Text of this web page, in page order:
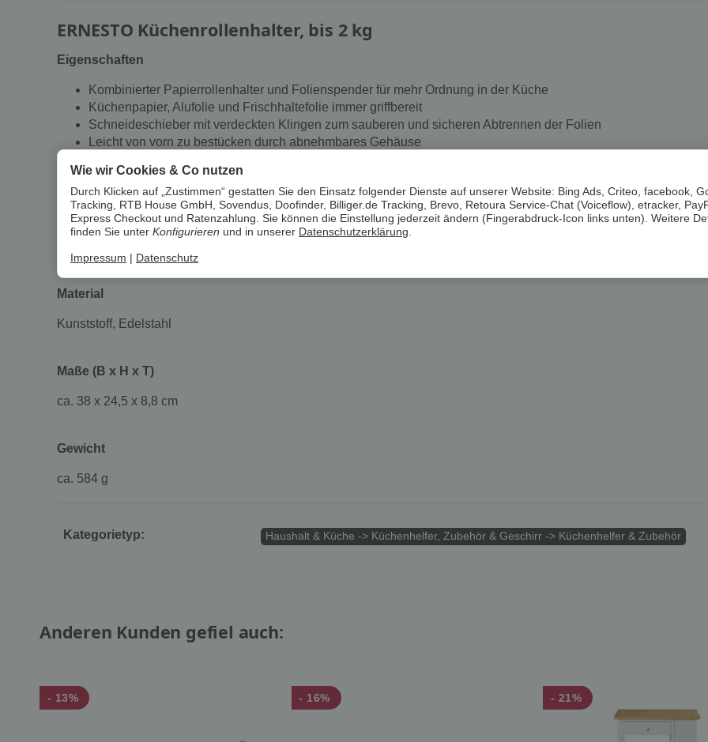
ERNESTO Küchenrollenhalter, bis 2 kg
Eigenschaften
Kombinierter Papierrollenhalter und Folienspender für mehr Ordnung in der Küche
Küchenpapier, Alufolie und Frischhaltefolie immer griffbereit
Schneideschieber mit verdeckten Klingen zum sauberen und sicheren Abtrennen der Folien
Leicht von vorn zu bestücken durch abnehmbares Gehäuse
Einfach Folie abziehen und den Artikel fest auf die glatte Fliesen- oder Glasoberfläche drücken
Für alle handelsüblichen Küchenrollen geeignet
Inkl. Montagematerial
Max. Belastung: 2 kg
Material
Kunststoff, Edelstahl
Maße (B x H x T)
ca. 38 x 24,5 x 8,8 cm
Gewicht
ca. 584 g
Kategorietyp: Haushalt & Küche -> Küchenhelfer, Zubehör & Geschirr -> Küchenhelfer & Zubehör
Anderen Kunden gefiel auch:
- 13% - 16% - 21%
Wie wir Cookies & Co nutzen
Durch Klicken auf „Zustimmen“ gestatten Sie den Einsatz folgender Dienste auf unserer Website: Bing Ads, Criteo, facebook,
Tracking, RTB House GmbH, Sovendus, Doofinder, Billiger.de Tracking, Brevo, Retoura Service-Chat (Voiceflow), etracker,
Express Checkout und Ratenzahlung. Sie können die Einstellung jederzeit ändern (Fingerabdruck-Icon links unten). Weitere
finden Sie unter Konfigurieren und in unserer Datenschutzerklärung.
Impressum Datenschutz